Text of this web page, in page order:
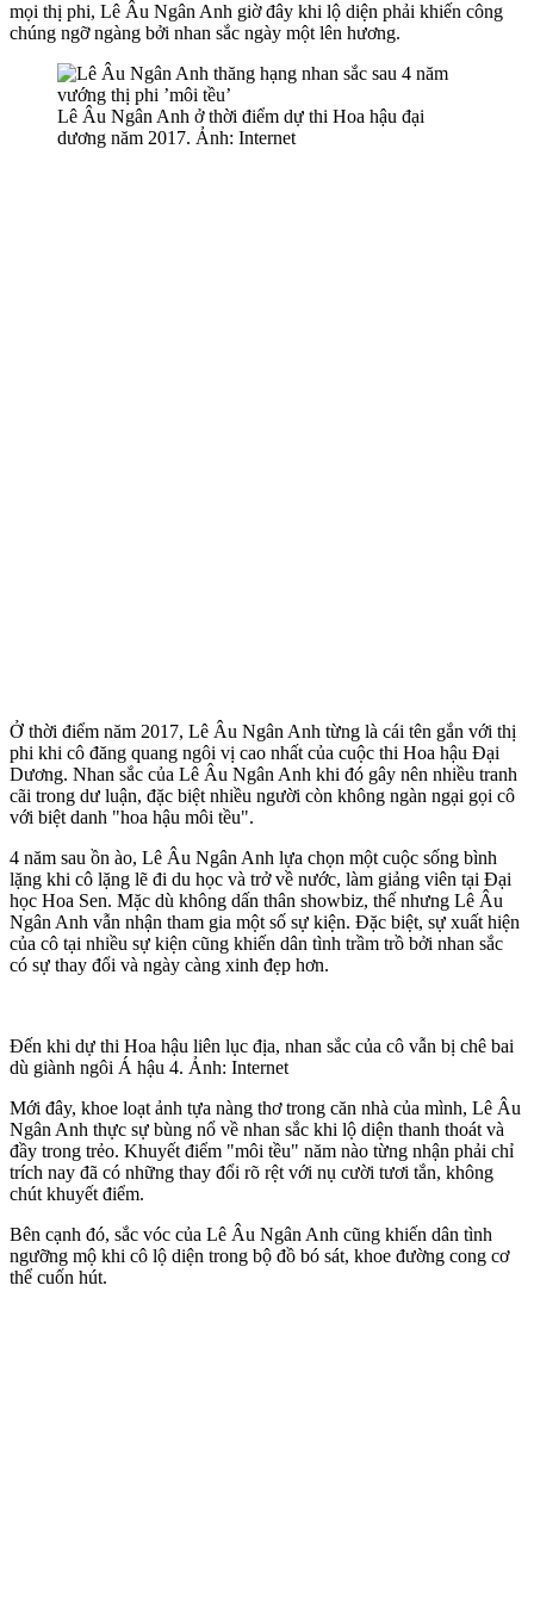
mọi thị phi, Lê Âu Ngân Anh giờ đây khi lộ diện phải khiến công
chúng ngỡ ngàng bởi nhan sắc ngày một lên hương.
Lê Âu Ngân Anh ở thời điểm dự thi Hoa hậu đại
dương năm 2017. Ảnh: Internet
Ở thời điểm năm 2017, Lê Âu Ngân Anh từng là cái tên gắn với thị
phi khi cô đăng quang ngôi vị cao nhất của cuộc thi Hoa hậu Đại
Dương. Nhan sắc của Lê Âu Ngân Anh khi đó gây nên nhiều tranh
cãi trong dư luận, đặc biệt nhiều người còn không ngàn ngại gọi cô
với biệt danh "hoa hậu môi tều".
4 năm sau ồn ào, Lê Âu Ngân Anh lựa chọn một cuộc sống bình
lặng khi cô lặng lẽ đi du học và trở về nước, làm giảng viên tại Đại
học Hoa Sen. Mặc dù không dấn thân showbiz, thế nhưng Lê Âu
Ngân Anh vẫn nhận tham gia một số sự kiện. Đặc biệt, sự xuất hiện
của cô tại nhiều sự kiện cũng khiến dân tình trầm trồ bởi nhan sắc
có sự thay đổi và ngày càng xinh đẹp hơn.
Đến khi dự thi Hoa hậu liên lục địa, nhan sắc của cô vẫn bị chê bai
dù giành ngôi Á hậu 4. Ảnh: Internet
Mới đây, khoe loạt ảnh tựa nàng thơ trong căn nhà của mình, Lê Âu
Ngân Anh thực sự bùng nổ về nhan sắc khi lộ diện thanh thoát và
đầy trong trẻo. Khuyết điểm "môi tều" năm nào từng nhận phải chỉ
trích nay đã có những thay đổi rõ rệt với nụ cười tươi tắn, không
chút khuyết điểm.
Bên cạnh đó, sắc vóc của Lê Âu Ngân Anh cũng khiến dân tình
ngưỡng mộ khi cô lộ diện trong bộ đồ bó sát, khoe đường cong c‌ơ
th‌ể cuốn hút.